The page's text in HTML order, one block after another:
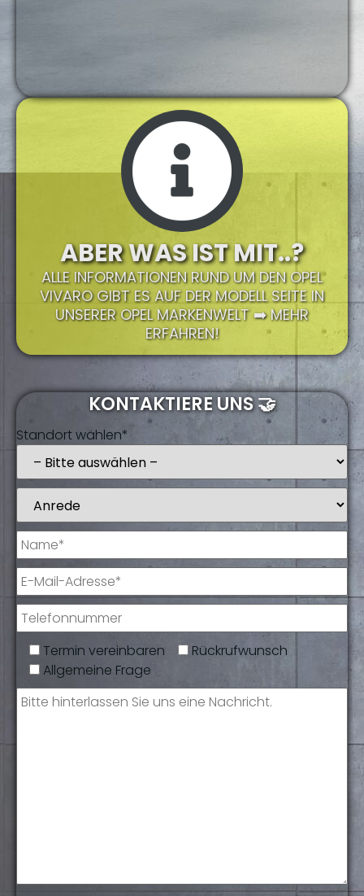
ABER WAS IST MIT..?
ALLE INFORMATIONEN RUND UM DEN OPEL
VIVARO GIBT ES AUF DER MODELL SEITE IN
UNSERER OPEL MARKENWELT ➡️ MEHR
ERFAHREN!
KONTAKTIERE UNS 🤝
Standort wählen*
Termin vereinbaren
Rückrufwunsch
Allgemeine Frage